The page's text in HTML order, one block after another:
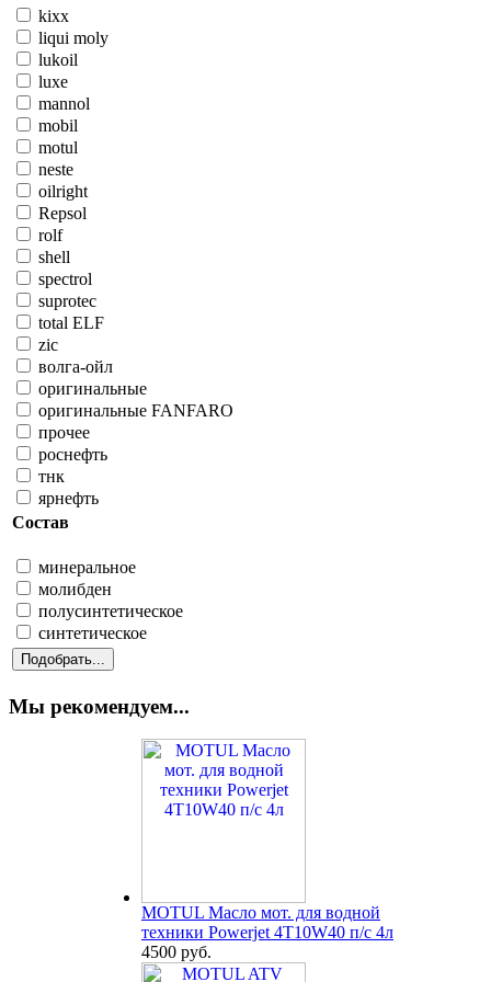
kixx
liqui moly
lukoil
luxe
mannol
mobil
motul
neste
oilright
Repsol
rolf
shell
spectrol
suprotec
total ELF
zic
волга-ойл
оригинальные
оригинальные FANFARO
прочее
роснефть
тнк
ярнефть
Состав
минеральное
молибден
полусинтетическое
синтетическое
Мы рекомендуем...
MOTUL Масло мот. для водной
техники Powerjet 4T10W40 п/с 4л
4500 руб.